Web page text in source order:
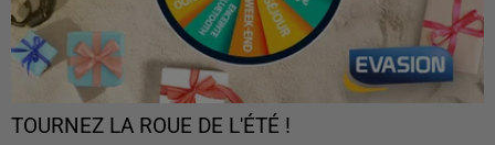
TOURNEZ LA ROUE DE L'ÉTÉ !